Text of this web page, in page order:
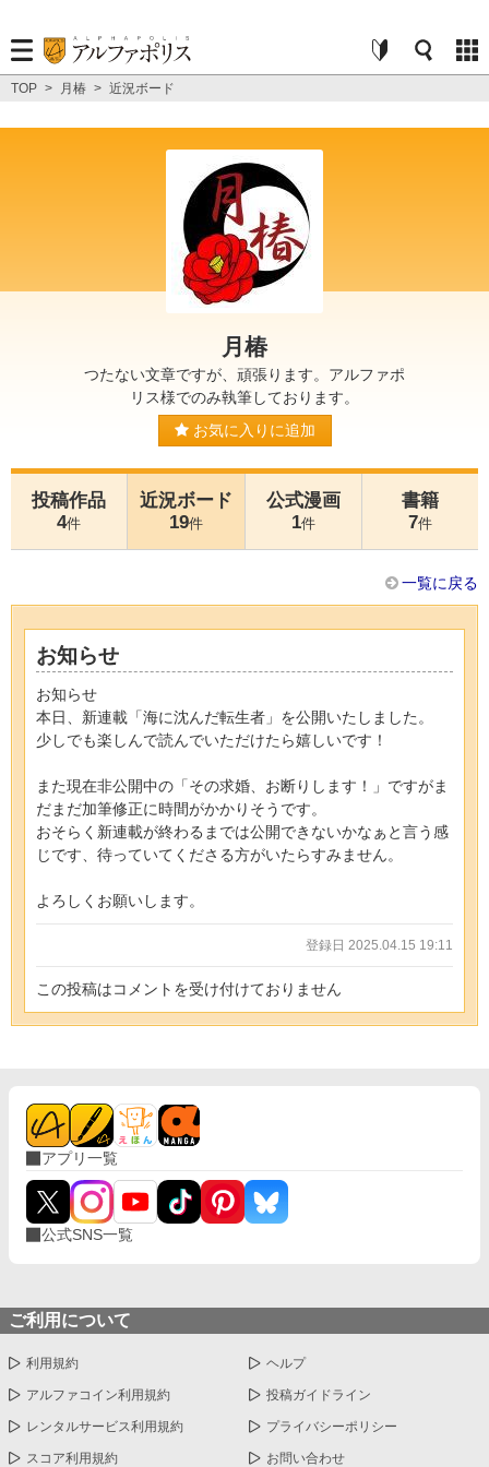
TOP > 月椿 > 近況ボード
月椿
つたない文章ですが、頑張ります。アルファポ
リス様でのみ執筆しております。
お気に入りに追加
投稿作品
4件
近況ボード
19件
公式漫画
1件
書籍
7件
一覧に戻る
お知らせ
お知らせ
本日、新連載「海に沈んだ転生者」を公開いたしました。
少しでも楽しんで読んでいただけたら嬉しいです！
また現在非公開中の「その求婚、お断りします！」ですがま
だまだ加筆修正に時間がかかりそうです。
おそらく新連載が終わるまでは公開できないかなぁと言う感
じです、待っていてくださる方がいたらすみません。
よろしくお願いします。
登録日 2025.04.15 19:11
この投稿はコメントを受け付けておりません
アプリ一覧
公式SNS一覧
ご利用について
利用規約 ヘルプ
アルファコイン利用規約 投稿ガイドライン
レンタルサービス利用規約 プライバシーポリシー
スコア利用規約 お問い合わせ